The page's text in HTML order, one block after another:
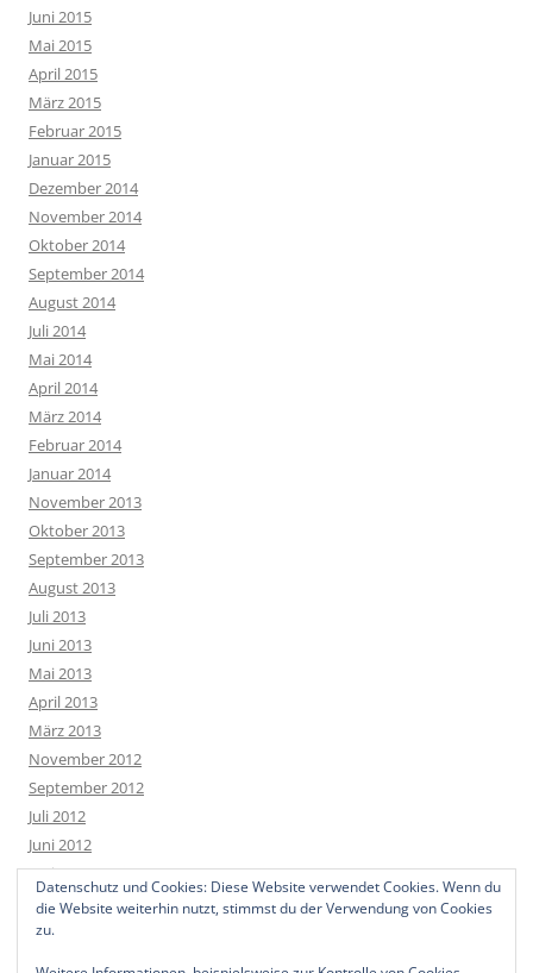
Juni 2015
Mai 2015
April 2015
März 2015
Februar 2015
Januar 2015
Dezember 2014
November 2014
Oktober 2014
September 2014
August 2014
Juli 2014
Mai 2014
April 2014
März 2014
Februar 2014
Januar 2014
November 2013
Oktober 2013
September 2013
August 2013
Juli 2013
Juni 2013
Mai 2013
April 2013
März 2013
November 2012
September 2012
Juli 2012
Juni 2012
Mai 2012
April 2012
März 2012
Datenschutz und Cookies: Diese Website verwendet Cookies. Wenn du
die Website weiterhin nutzt, stimmst du der Verwendung von Cookies
zu.